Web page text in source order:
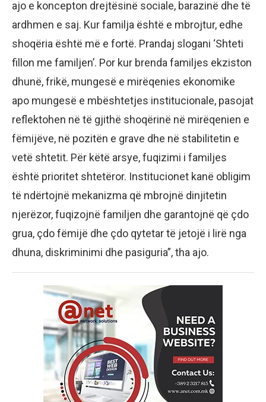
ajo e koncepton drejtësinë sociale, barazinë dhe të
ardhmen e saj. Kur familja është e mbrojtur, edhe
shoqëria është më e fortë. Prandaj slogani ‘Shteti
fillon me familjen’. Por kur brenda familjes ekziston
dhunë, frikë, mungesë e mirëqenies ekonomike
apo mungesë e mbështetjes institucionale, pasojat
reflektohen në të gjithë shoqërinë në mirëqenien e
fëmijëve, në pozitën e grave dhe në stabilitetin e
vetë shtetit. Për këtë arsye, fuqizimi i familjes
është prioritet shtetëror. Institucionet kanë obligim
të ndërtojnë mekanizma që mbrojnë dinjitetin
njerëzor, fuqizojnë familjen dhe garantojnë që çdo
grua, çdo fëmijë dhe çdo qytetar të jetojë i lirë nga
dhuna, diskriminimi dhe pasiguria”, tha ajo.